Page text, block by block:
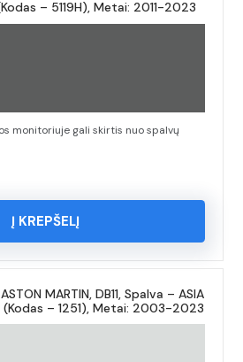
– 5119H), Metai: 2011-2023
monitoriuje gali skirtis nuo spalvų
Į KREPŠELĮ
MARTIN, DB11, Spalva – ASIA
(Kodas – 1251), Metai: 2003-2023